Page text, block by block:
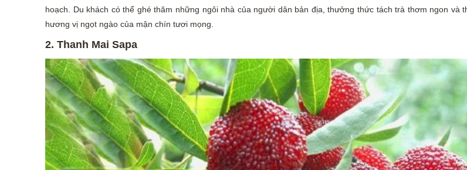
hoạch. Du khách có thể ghé thăm những ngôi nhà của người dân bản địa, thưởng thức tách trà thơm ngon và
hương vị ngọt ngào của mận chín tươi mọng.
2. Thanh Mai Sapa